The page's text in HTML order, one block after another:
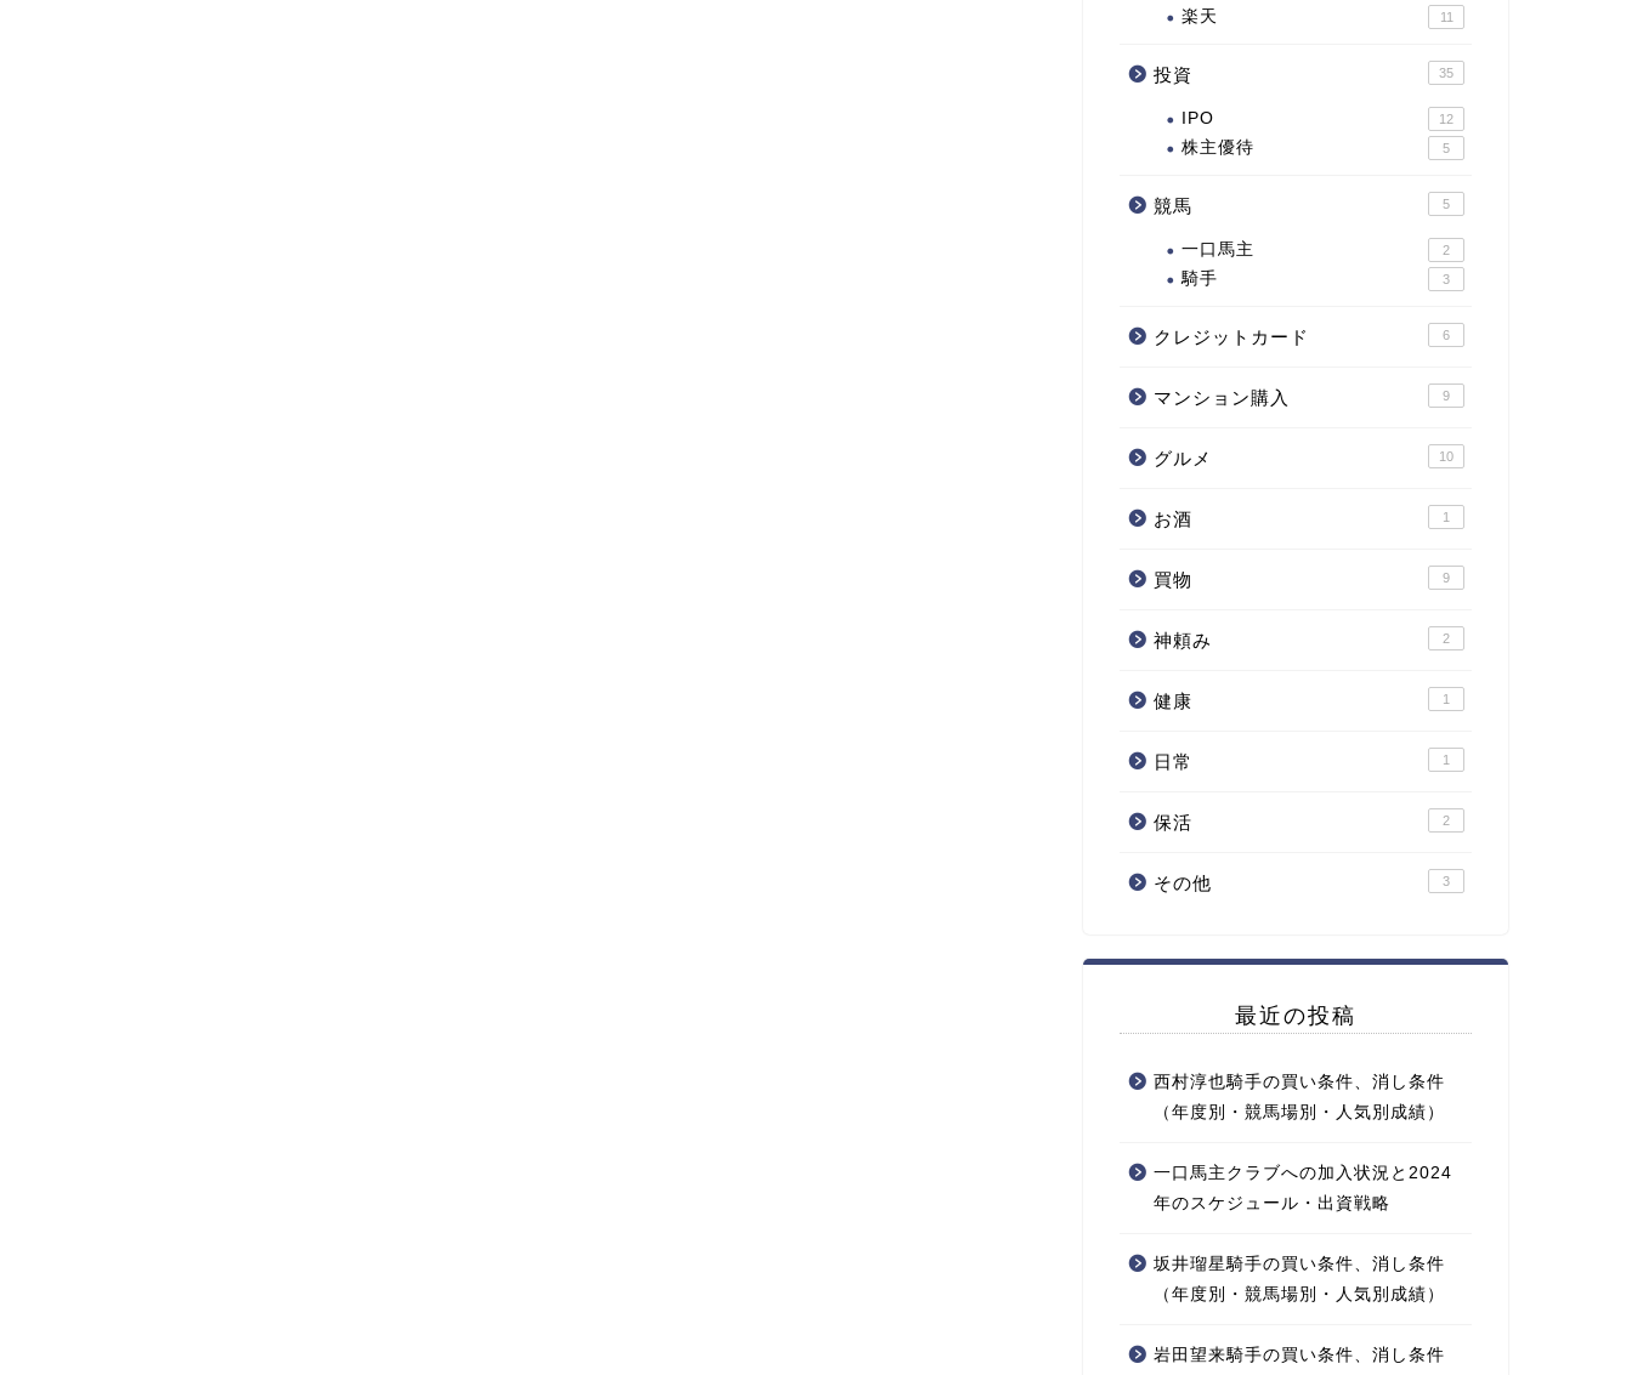
楽天 11
投資 35
IPO 12
株主優待 5
競馬 5
一口馬主 2
騎手 3
クレジットカード 6
マンション購入 9
グルメ 10
お酒 1
買物 9
神頼み 2
健康 1
日常 1
保活 2
その他 3
最近の投稿
西村淳也騎手の買い条件、消し条件
（年度別・競馬場別・人気別成績）
一口馬主クラブへの加入状況と2024
年のスケジュール・出資戦略
坂井瑠星騎手の買い条件、消し条件
（年度別・競馬場別・人気別成績）
岩田望来騎手の買い条件、消し条件